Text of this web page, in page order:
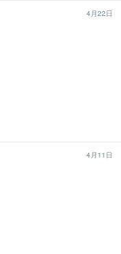
4月22日
4月11日